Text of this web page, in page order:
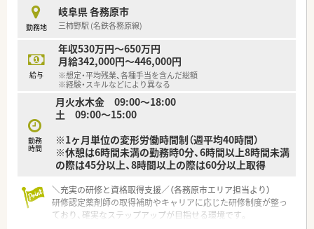
勤務地
岐阜県 各務原市
三柿野駅 (名鉄各務原線)
給与
年収530万円～650万円
月給342,000円～446,000円
※想定・平均残業、各種手当を含んだ総額
※経験・スキルなどにより異なる
勤務
時間
月火水木金 09:00〜18:00
土 09:00〜15:00
※1ヶ月単位の変形労働時間制（週平均40時間）
※休憩は6時間未満の勤務時0分、6時間以上8時間未満
の際は45分以上、8時間以上の際は60分以上取得
＼充実の研修と資格取得支援／（各務原市エリア担当より）
研修認定薬剤師の取得補助やキャリアに応じた研修制度が整っ
ており、確実なステップアップが目指せる環境です。